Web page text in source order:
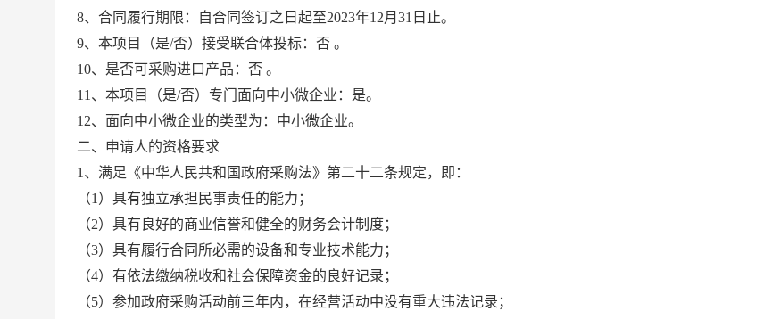
8、合同履行期限：
自合同签订之日 起至2023年12月31日止。
9、本项目（是/否）接受联合体投标：否 。
10、是否可采购进口产品：否 。
11、本项目（是/否）专门面向中小微企业：是。
12、面向中小微企业的类型为：中小微企业。
二、申请人的资格要求
1、满足《中华人民共和国政府采购法》第二十二条规定，即：
（1）具有独立承担民事责任的能力；
（2）具有良好的商业信誉和健全的财务会计制度；
（3）具有履行合同所必需的设备和专业技术能力；
（4）有依法缴纳税收和社会保障资金的良好记录；
（5）参加政府采购活动前三年内，在经营活动中没有重大违法记录；